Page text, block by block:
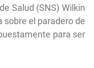
Salud (SNS) Wilkin
sobre el paradero de
para ser